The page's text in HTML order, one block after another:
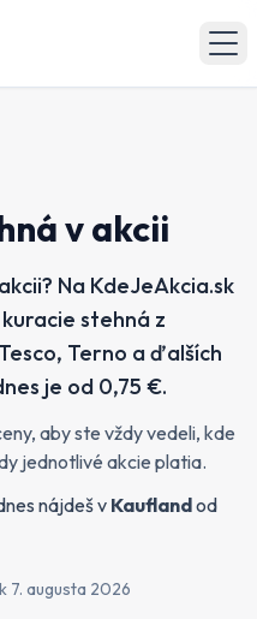
akciev akcii
Na KdeJeAkcia.sk
stehná z
Terno a ďalších
je od 0,75 €.
aby ste vždy vedeli, kde
jednotlivé akcie platia.
nájdeš vKauflandod
7. augusta 2026